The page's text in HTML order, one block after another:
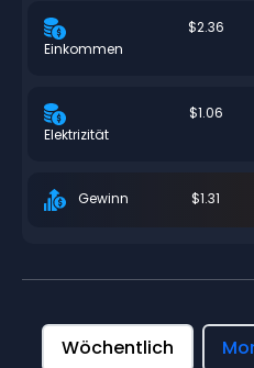
Einkommen
$2.36
Elektrizität
$1.06
Gewinn $1.31
Wöchentlich